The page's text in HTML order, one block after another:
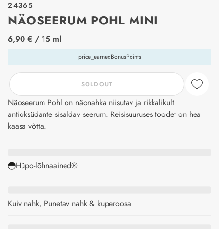
24365
NÄOSEERUM POHL MINI
price_label
6,90 € / 15 ml
price_earnedBonusPoints
SOLDOUT
Näoseerum Pohl on näonahka niisutav ja rikkalikult
antioksüdante sisaldav seerum. Reisisuuruses toodet on hea
kaasa võtta.
Hüpo-lõhnaained®
Kuiv nahk, Punetav nahk & kuperoosa